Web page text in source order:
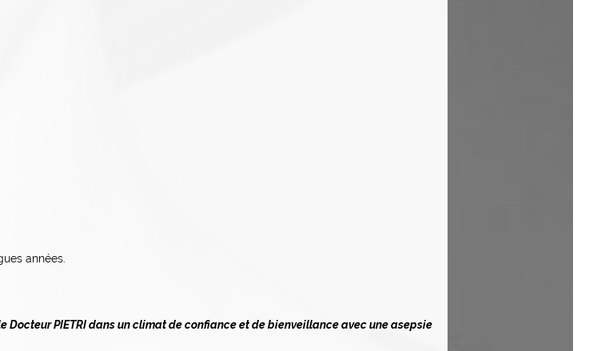
années.
Docteur PIETRI dans un climat de confiance et de bienveillance avec une asepsie